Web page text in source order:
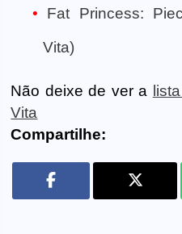
Fat Princess:
Vita)
Não deixe de ver a
Vita
Compartilhe: